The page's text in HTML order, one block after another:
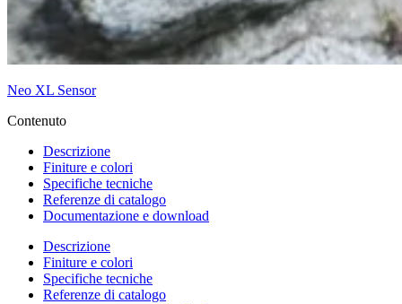
Neo XL Sensor
Contenuto
Descrizione
Finiture e colori
Specifiche tecniche
Referenze di catalogo
Documentazione e download
Descrizione
Finiture e colori
Specifiche tecniche
Referenze di catalogo